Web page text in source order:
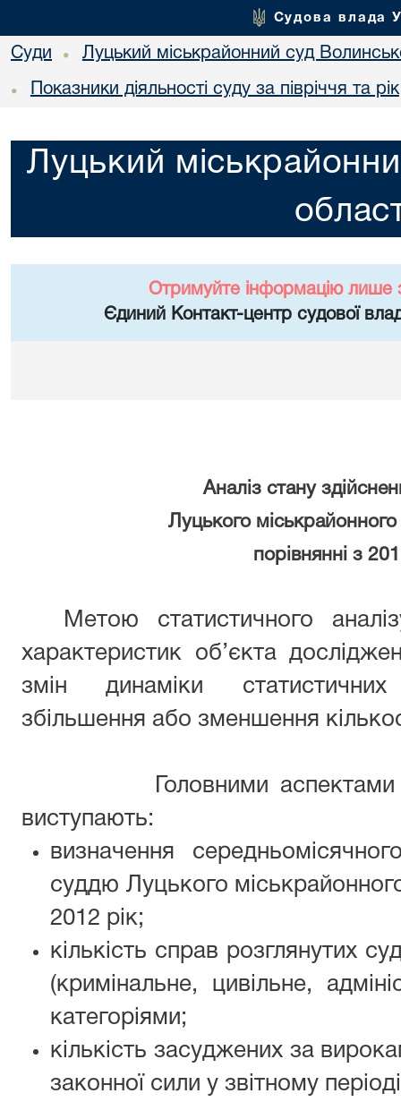
Судова влада
Суди • Луцький міськрайонний суд
• Показники діяльності суду за півріччя та рік
Луцький
Отримуйте інформацію лише
Єдиний Контакт-центр судової
Аналіз стану
Луцького
порівнянні з
Метою статистичного
характеристик об’єкта
змін динаміки
збільшення або зменшення
Головними аспектами
виступають:
визначення
суддю Луцького
2012 рік;
кількість справ розглянутих
(кримінальне, цивільне,
категоріями;
кількість засуджених за
законної сили у звітному